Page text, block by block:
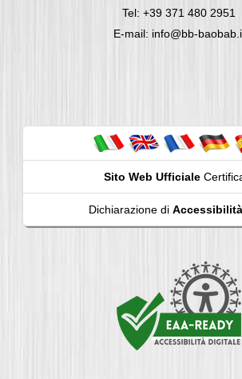
Tel: +39 371 480 2951
E-mail: info@bb-
Sito Web Ufficiale
Dichiarazione di